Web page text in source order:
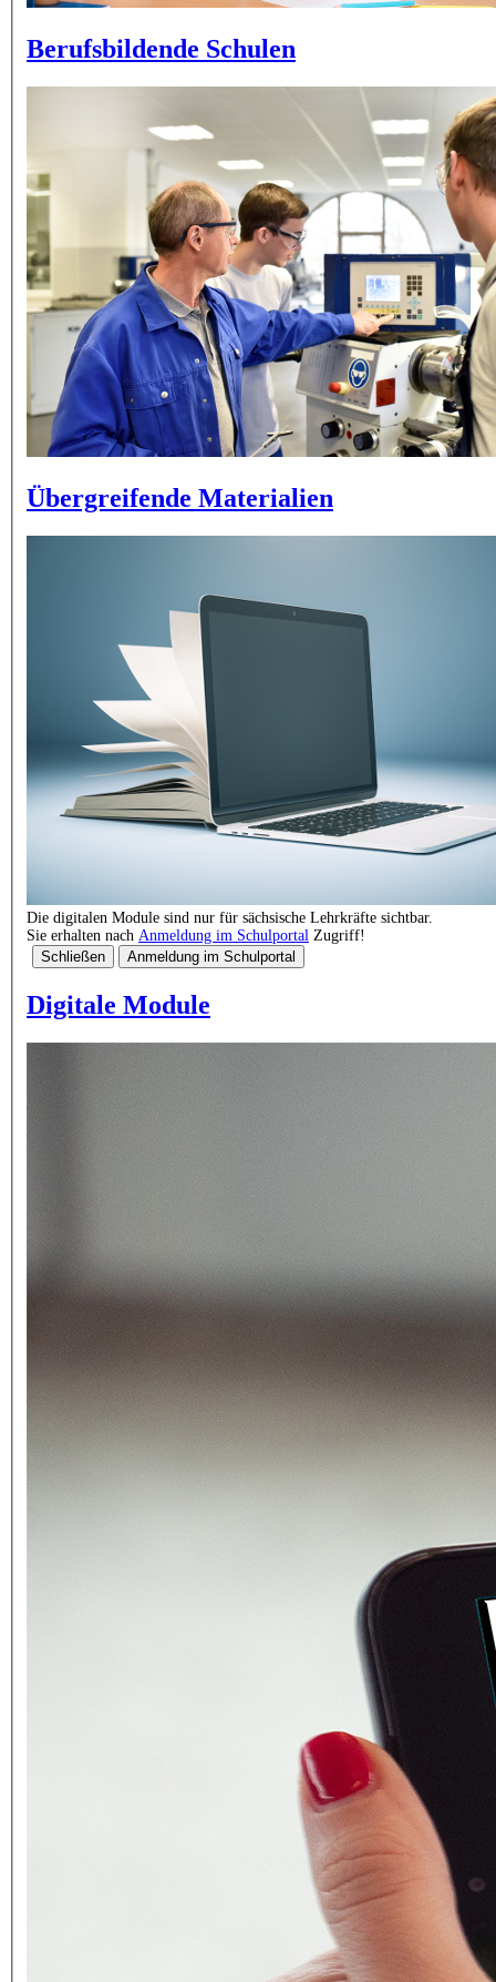
Berufsbildende Schulen
Übergreifende Materialien
Die digitalen Module sind nur für sächsische Lehrkräfte sichtbar.
Sie erhalten nach Anmeldung im Schulportal Zugriff!
Schließen
Anmeldung im Schulportal
Digitale Module